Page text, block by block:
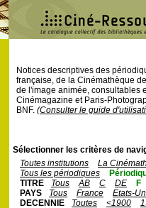
Notices descriptives des
française, de la Cinémathèque
de l'image animée, consultables
Cinémagazine et Paris-
BNF. (Consulter le guide
Sélectionner les critères de
Toutes institutions
La
Tous les périodiques
TITRE
Tous AB C DE F
PAYS
Tous France Etats-
DECENNIE
Toutes <1900